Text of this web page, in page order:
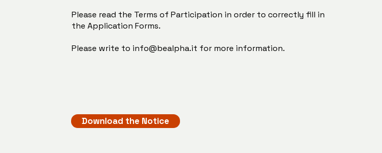
Please read the Terms of Participation in order to correctly fill in
the Application Forms.
Please write to info@bealpha.it for more information.
Download the Notice